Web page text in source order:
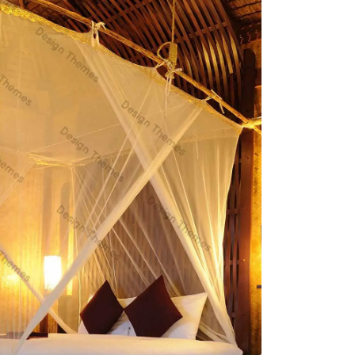
Skiing resort Suite
fermentum felis